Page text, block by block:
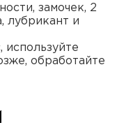
замочек, 2
лубрикант и
используйте
обработайте